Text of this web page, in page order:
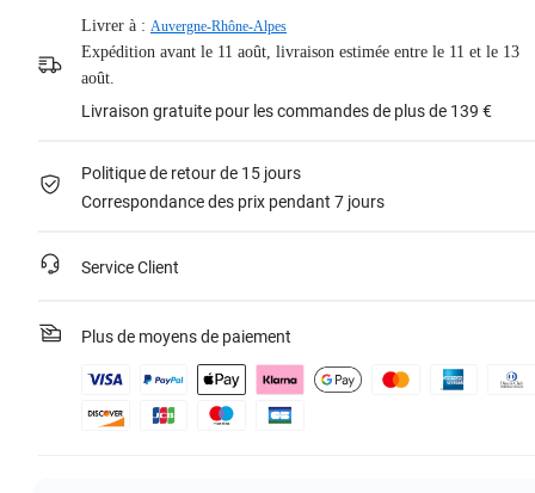
Livrer à : Auvergne-Rhône-Alpes
Expédition avant le 11 août, livraison estimée entre le 11 et le 13
août.
Livraison gratuite pour les commandes de plus de 139 €
Politique de retour de 15 jours
Correspondance des prix pendant 7 jours
Service Client
Plus de moyens de paiement